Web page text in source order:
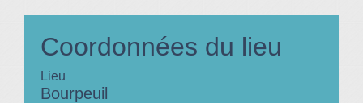
Coordonnées du lieu
Lieu
Bourpeuil